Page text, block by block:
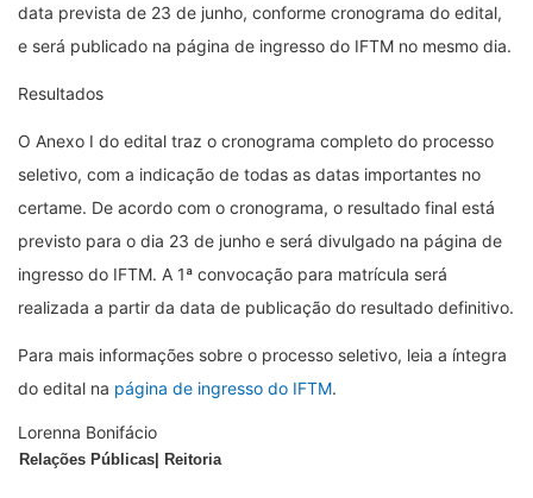
data prevista de 23 de junho, conforme cronograma do edital,
e será publicado na página de ingresso do IFTM no mesmo dia.
Resultados
O Anexo I do edital traz o cronograma completo do processo
seletivo, com a indicação de todas as datas importantes no
certame. De acordo com o cronograma, o resultado final está
previsto para o dia 23 de junho e será divulgado na página de
ingresso do IFTM. A 1ª convocação para matrícula será
realizada a partir da data de publicação do resultado definitivo.
Para mais informações sobre o processo seletivo, leia a íntegra
do edital na página de ingresso do IFTM.
Lorenna Bonifácio
Relações Públicas| Reitoria